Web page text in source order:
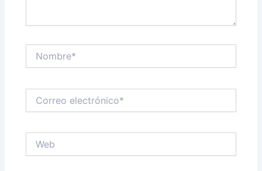
electrónico*